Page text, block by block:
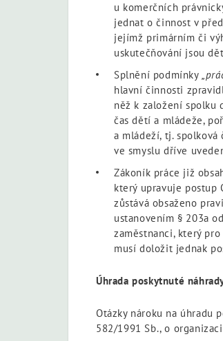
u komerčních
jednat o činnost v
jejímž primárním či
uskutečňování jsou
Splnění podmínky
hlavní činnosti
něž k založení spolku
čas dětí a mládeže,
a mládeží, tj.
ve smyslu dříve
Zákoník práce již
který upravuje postup
zůstává obsaženo
ustanovením § 203a
zaměstnanci, který
musí doložit jednak
Úhrada poskytnuté
Otázky nároku na úhradu
582/1991 Sb., o